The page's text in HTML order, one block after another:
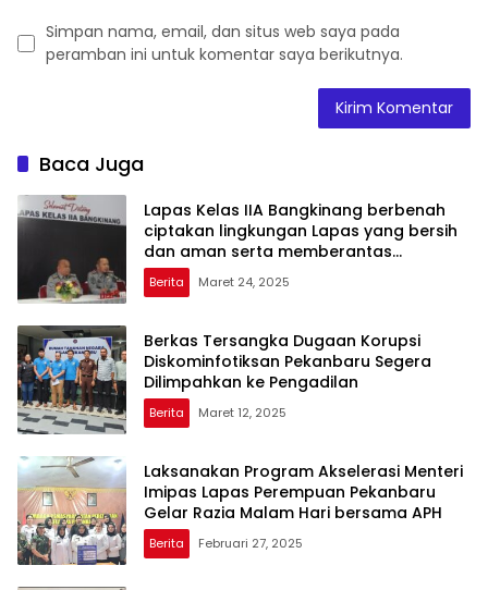
Simpan nama, email, dan situs web saya pada
peramban ini untuk komentar saya berikutnya.
Baca Juga
Lapas Kelas IIA Bangkinang berbenah
ciptakan lingkungan Lapas yang bersih
dan aman serta memberantas
Handphone, pungutan liar dan narkoba
(Halinar).
Berita Maret 24, 2025
Berkas Tersangka Dugaan Korupsi
Diskominfotiksan Pekanbaru Segera
Dilimpahkan ke Pengadilan
Berita Maret 12, 2025
Laksanakan Program Akselerasi Menteri
Imipas Lapas Perempuan Pekanbaru
Gelar Razia Malam Hari bersama APH
Berita Februari 27, 2025